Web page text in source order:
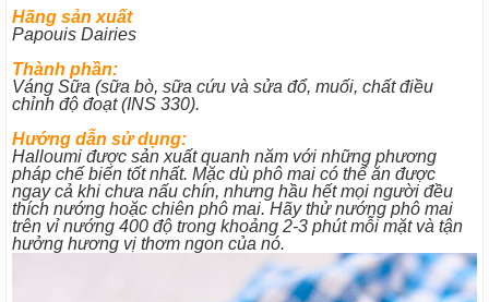
Hãng sản xuất
Papouis Dairies
Thành phần:
Váng Sữa (sữa bò, sữa cứu và sửa đổ, muối, chất điều
chỉnh độ đoạt (INS 330).
Hướng dẫn sử dụng:
Halloumi được sản xuất quanh năm với những phương
pháp chế biến tốt nhất. Mặc dù phô mai có thể ăn được
ngay cả khi chưa nấu chín, nhưng hầu hết mọi người đều
thích nướng hoặc chiên phô mai. Hãy thử nướng phô mai
trên vỉ nướng 400 độ trong khoảng 2-3 phút mỗi mặt và tận
hưởng hương vị thơm ngon của nó.